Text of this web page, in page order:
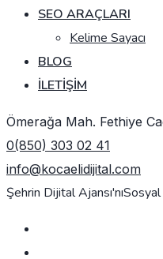
SEO ARAÇLARI
Kelime Sayacı
BLOG
İLETIŞIM
Ömerağa Mah. Fethiye
0(850) 303 02 41
info@kocaelidijital.com
Şehrin Dijital Ajansı'nı